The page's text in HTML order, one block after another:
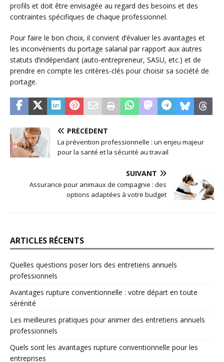
profils et doit être envisagée au regard des besoins et des
contraintes spécifiques de chaque professionnel.
Pour faire le bon choix, il convient d’évaluer les avantages et
les inconvénients du portage salarial par rapport aux autres
statuts d’indépendant (auto-entrepreneur, SASU, etc.) et de
prendre en compte les critères-clés pour choisir sa société de
portage.
PRÉCÉDENT
La prévention professionnelle : un enjeu majeur
pour la santé et la sécurité au travail
SUIVANT
Assurance pour animaux de compagnie : des
options adaptées à votre budget
ARTICLES RÉCENTS
Quelles questions poser lors des entretiens annuels
professionnels
Avantages rupture conventionnelle : votre départ en toute
sérénité
Les meilleures pratiques pour animer des entretiens annuels
professionnels
Quels sont les avantages rupture conventionnelle pour les
entreprises